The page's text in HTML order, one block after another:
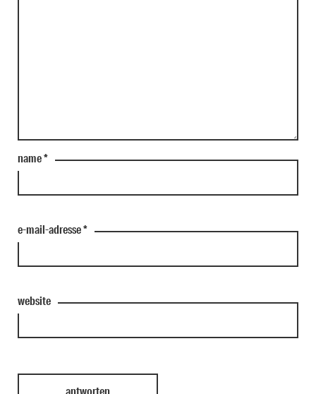
name*
e-mail-adresse*
website